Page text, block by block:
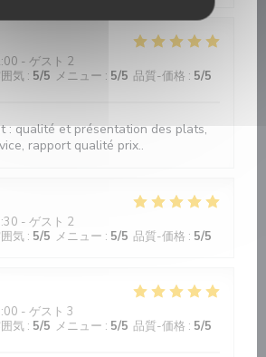
- ゲスト 2
気 : 5/5 メニュー : 5/5 品質-価格 : 5/5
: qualité et présentation des plats,
rapport qualité prix..
- ゲスト 2
気 : 5/5 メニュー : 5/5 品質-価格 : 5/5
- ゲスト 3
気 : 5/5 メニュー : 5/5 品質-価格 : 5/5